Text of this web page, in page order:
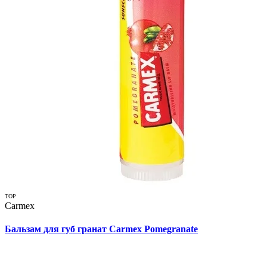
TOP
Carmex
Бальзам для губ гранат Carmex Pomegranate